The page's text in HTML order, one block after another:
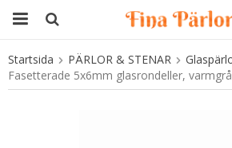
Produkten har blivit tillagd i
Startsida PÄRLOR & STENAR
Fasetterade 5x6mm glasrondeller,